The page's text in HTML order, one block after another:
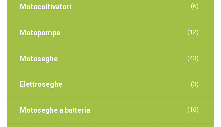
Motocoltivatori (6)
Motopompe (12)
Motoseghe (43)
Elettroseghe (3)
Motoseghe a batteria (16)